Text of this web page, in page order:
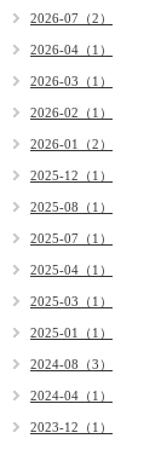
2026-07（2）
2026-04（1）
2026-03（1）
2026-02（1）
2026-01（2）
2025-12（1）
2025-08（1）
2025-07（1）
2025-04（1）
2025-03（1）
2025-01（1）
2024-08（3）
2024-04（1）
2023-12（1）